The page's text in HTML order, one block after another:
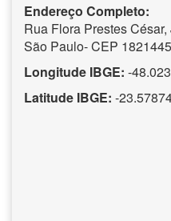
Endereço Completo:
Rua Flora Prestes
São Paulo- CEP
Longitude IBGE: -
Latitude IBGE: -